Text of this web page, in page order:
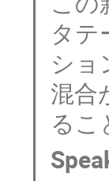
タテ
ショ
混合
るこ